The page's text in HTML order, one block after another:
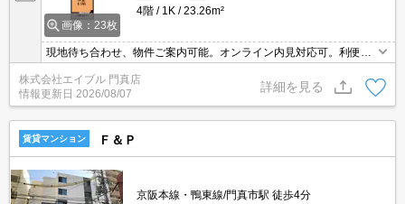
画像：23枚
4階
1K 23.26m²
現地待ち合わせ、物件ご案内可能。オンライン内見対応可。利便立
株式会社エイブル 門真店
情報更新日 2026/08/07
詳細を見る
賃貸マンション Ｆ＆Ｐ
京阪本線・鴨東線/門真市駅 徒歩4分